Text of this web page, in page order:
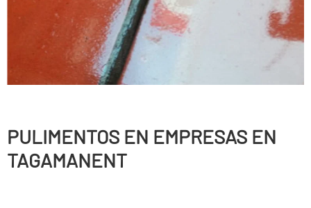
PULIMENTOS EN EMPRESAS EN
TAGAMANENT